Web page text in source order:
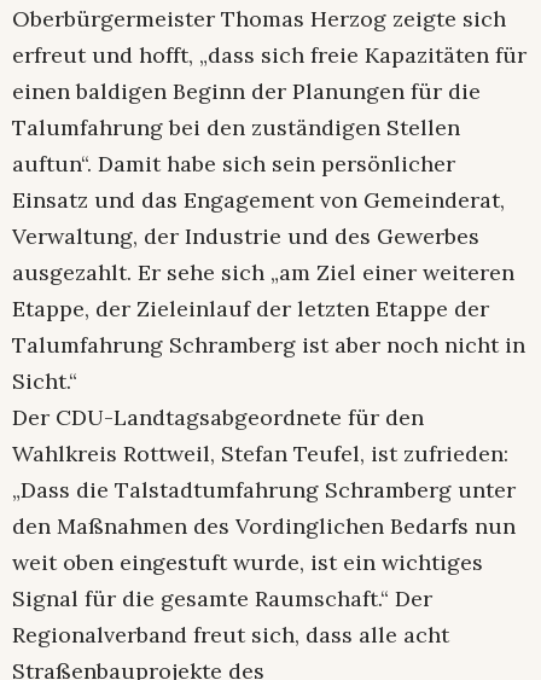
Oberbürgermeister Thomas Herzog zeigte sich
erfreut und hofft, „dass sich freie Kapazitäten für
einen baldigen Beginn der Planungen für die
Talumfahrung bei den zuständigen Stellen
auftun“. Damit habe sich sein persönlicher
Einsatz und das Engagement von Gemeinderat,
Verwaltung, der Industrie und des Gewerbes
ausgezahlt. Er sehe sich „am Ziel einer weiteren
Etappe, der Zieleinlauf der letzten Etappe der
Talumfahrung Schramberg ist aber noch nicht in
Sicht.“
Der CDU-Landtagsabgeordnete für den
Wahlkreis Rottweil, Stefan Teufel, ist zufrieden:
„Dass die Talstadtumfahrung Schramberg unter
den Maßnahmen des Vordinglichen Bedarfs nun
weit oben eingestuft wurde, ist ein wichtiges
Signal für die gesamte Raumschaft.“ Der
Regionalverband freut sich, dass alle acht
Straßenbauprojekte des